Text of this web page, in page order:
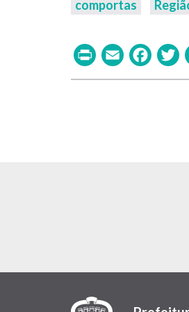
comportas
PrintEmail